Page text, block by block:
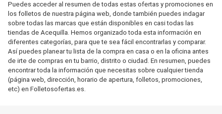
Puedes acceder al resumen de todas estas ofertas y promociones en
los folletos de nuestra página web, donde también puedes indagar
sobre todas las marcas que están disponibles en casi todas las
tiendas de Acequilla. Hemos organizado toda esta información en
diferentes categorías, para que te sea fácil encontrarlas y comparar.
Así puedes planear tu lista de la compra en casa o en la oficina antes
de irte de compras en tu barrio, distrito o ciudad. En resumen, puedes
encontrar toda la información que necesitas sobre cualquier tienda
(página web, dirección, horario de apertura, folletos, promociones,
etc) en Folletosofertas.es.